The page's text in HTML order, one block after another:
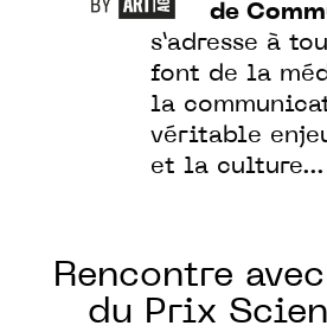
de
s’adresse à
font de la
la
véritable
et la culture…
Rencontre
du Prix